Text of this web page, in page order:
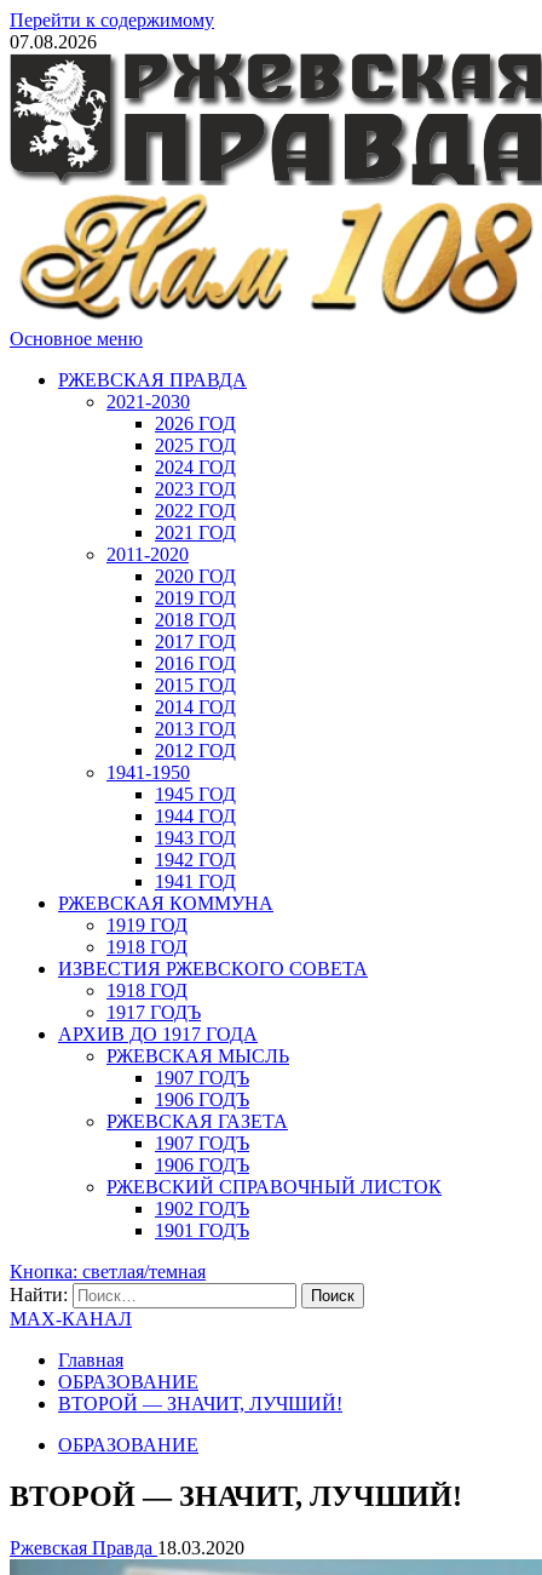
Перейти к содержимому
07.08.2026
Основное меню
РЖЕВСКАЯ ПРАВДА
2021-2030
2026 ГОД
2025 ГОД
2024 ГОД
2023 ГОД
2022 ГОД
2021 ГОД
2011-2020
2020 ГОД
2019 ГОД
2018 ГОД
2017 ГОД
2016 ГОД
2015 ГОД
2014 ГОД
2013 ГОД
2012 ГОД
1941-1950
1945 ГОД
1944 ГОД
1943 ГОД
1942 ГОД
1941 ГОД
РЖЕВСКАЯ КОММУНА
1919 ГОД
1918 ГОД
ИЗВЕСТИЯ РЖЕВСКОГО СОВЕТА
1918 ГОД
1917 ГОДЪ
АРХИВ ДО 1917 ГОДА
РЖЕВСКАЯ МЫСЛЬ
1907 ГОДЪ
1906 ГОДЪ
РЖЕВСКАЯ ГАЗЕТА
1907 ГОДЪ
1906 ГОДЪ
РЖЕВСКИЙ СПРАВОЧНЫЙ ЛИСТОК
1902 ГОДЪ
1901 ГОДЪ
Кнопка: светлая/темная
Найти:
MAX-КАНАЛ
Главная
ОБРАЗОВАНИЕ
ВТОРОЙ — ЗНАЧИТ, ЛУЧШИЙ!
ОБРАЗОВАНИЕ
ВТОРОЙ — ЗНАЧИТ, ЛУЧШИЙ!
Ржевская Правда 18.03.2020